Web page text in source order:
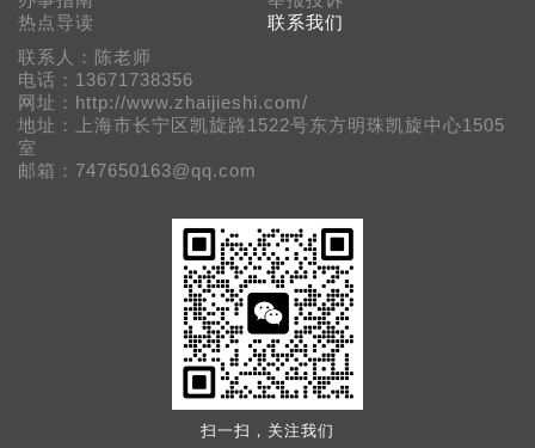
热点导读
联系我们
联系人：陈老师
电话：13671738356
网址：http://www.zhaijieshi.com/
地址：上海市长宁区凯旋路1522号东方明珠凯旋中心1505
室
邮箱：747650163@qq.com
扫一扫，关注我们